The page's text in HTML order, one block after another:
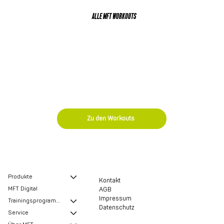
Zu den Workouts
ALLE MFT WORKOUTS
Produkte
MFT Digital
Trainingsprogramme
Service
Kontakt
AGB
Impressum
Datenschutz